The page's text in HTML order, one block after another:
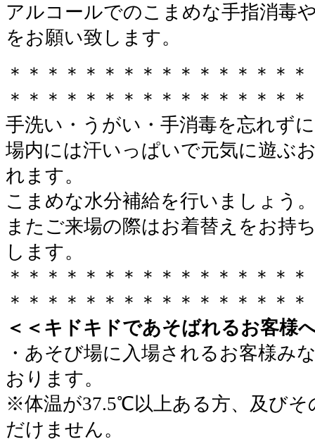
アルコールでのこまめな手指消毒
をお願い致します。
＊＊＊＊＊＊＊＊＊＊＊＊＊＊＊
＊＊＊＊＊＊＊＊＊＊＊＊＊＊＊＊
手洗い・うがい・手消毒を忘れず
場内には汗いっぱいで元気に遊ぶ
れます。
こまめな水分補給を行いましょう
またご来場の際はお着替えをお持
します。
＊＊＊＊＊＊＊＊＊＊＊＊＊＊＊
＊＊＊＊＊＊＊＊＊＊＊＊＊＊＊＊
＜＜キドキドであそばれるお客様
・あそび場に入場されるお客様み
おります。
※体温が37.5℃以上ある方、及びそ
だけません。